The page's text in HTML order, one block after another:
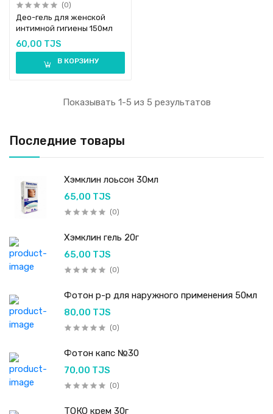
Последние товары
Хэмклин лоьсон 30мл
65,00 TJS
(0)
Хэмклин гель 20г
65,00 TJS
(0)
Фотон р-р для наружного применения 50мл
80,00 TJS
(0)
Фотон капс №30
70,00 TJS
(0)
ТОКО крем 30г
(0)
Део-гель для женской
интимной гигиены 150мл
60,00 TJS
В КОРЗИНУ
Показывать 1-5 из 5 результатов